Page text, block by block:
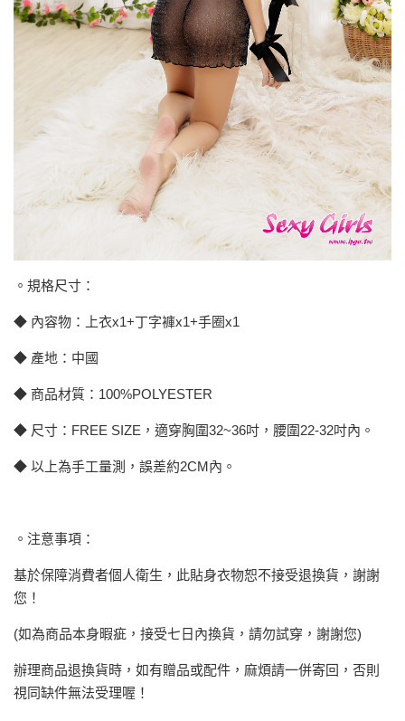
。規格尺寸：
◆ 內容物：上衣x1+丁字褲x1+手圈x1
◆ 產地：中國
◆ 商品材質：100%POLYESTER
◆ 尺寸：FREE SIZE，適穿胸圍32~36吋，腰圍22-32吋內。
◆ 以上為手工量測，誤差約2CM內。
。注意事項：
基於保障消費者個人衛生，此貼身衣物恕不接受退換貨，謝謝
您！
(如為商品本身暇疵，接受七日內換貨，請勿試穿，謝謝您)
辦理商品退換貨時，如有贈品或配件，麻煩請一併寄回，否則
視同缺件無法受理喔！